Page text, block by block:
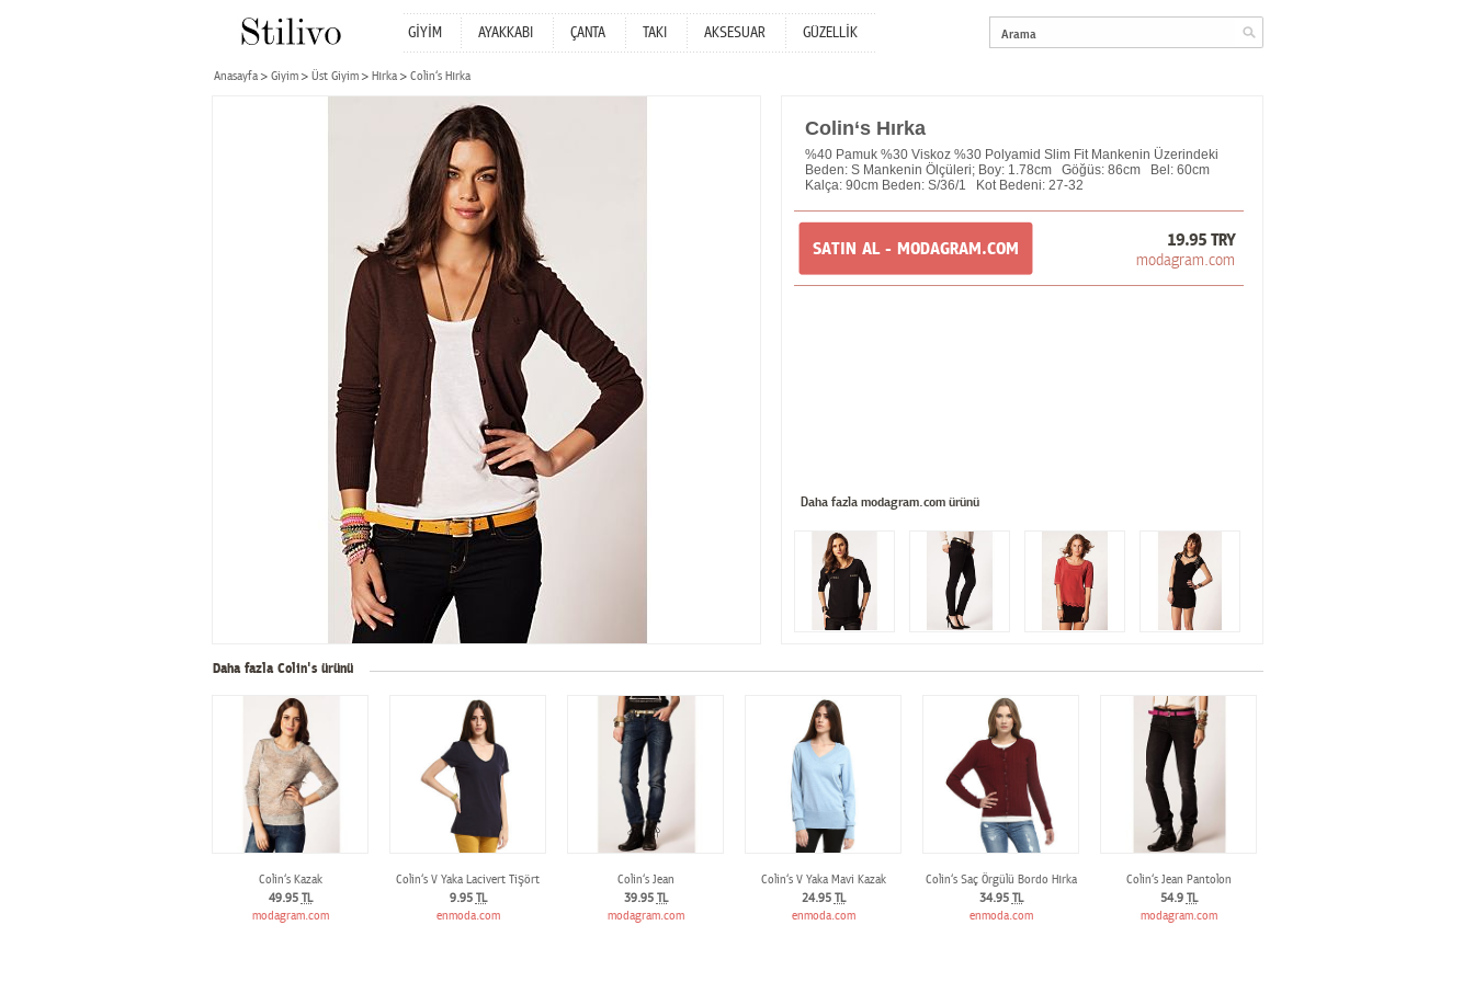
GİYİM AYAKKABI ÇANTA TAKI AKSESUAR GÜZELLİK
Anasayfa Giyim Üst Giyim Hırka Colin‘s Hırka
Colin‘s Hırka
%40 Pamuk %30 Viskoz %30 Polyamid Slim Fit Mankenin Üzerindeki
Beden: S Mankenin Ölçüleri; Boy: 1.78cm Göğüs: 86cm Bel: 60cm
Kalça: 90cm Beden: S/36/1 Kot Bedeni: 27-32
SATIN AL - MODAGRAM.COM 19.95 TRY
modagram.com
Daha fazla modagram.com ürünü
Daha fazla Colin's ürünü
Colin‘s Kazak
49.95 TL
modagram.com
Colin‘s V Yaka Lacivert Tişört
9.95 TL
enmoda.com
Colin‘s Jean
39.95 TL
modagram.com
Colin‘s V Yaka Mavi Kazak
24.95 TL
enmoda.com
Colin‘s Saç Örgülü Bordo Hırka
34.95 TL
enmoda.com
Colin‘s Jean Pantolon
54.9 TL
modagram.com